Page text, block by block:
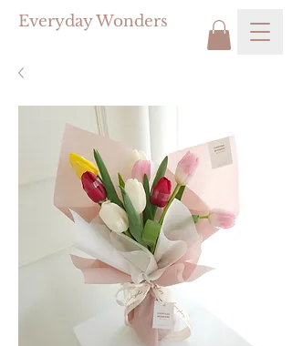
Everyday Wonders